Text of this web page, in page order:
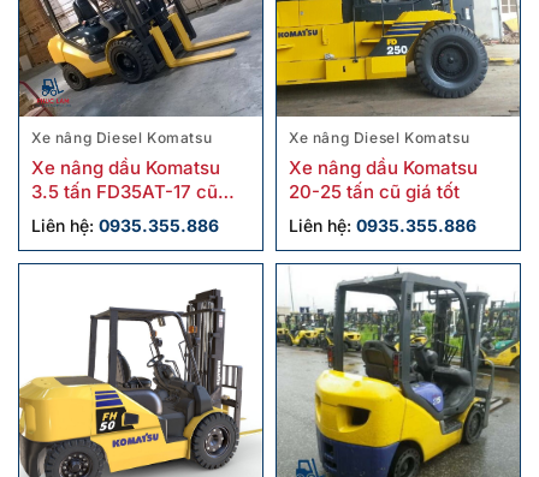
Xe nâng Diesel Komatsu
Xe nâng dầu Komatsu
3.5 tấn FD35AT-17 cũ
chính hãng
Liên hệ: 0935.355.886
Xe nâng Diesel Komatsu
Xe nâng dầu Komatsu
20-25 tấn cũ giá tốt
Liên hệ: 0935.355.886